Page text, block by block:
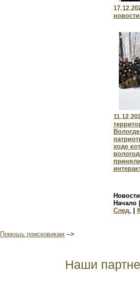
ходе
Начало
След.
Помощь поисковикам -->
Наши